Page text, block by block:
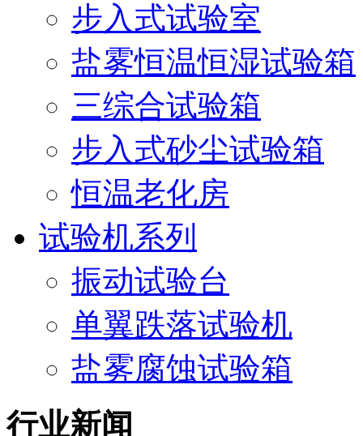
步入式试验室
盐雾恒温恒湿试验箱
三综合试验箱
步入式砂尘试验箱
恒温老化房
试验机系列
振动试验台
单翼跌落试验机
盐雾腐蚀试验箱
行业新闻